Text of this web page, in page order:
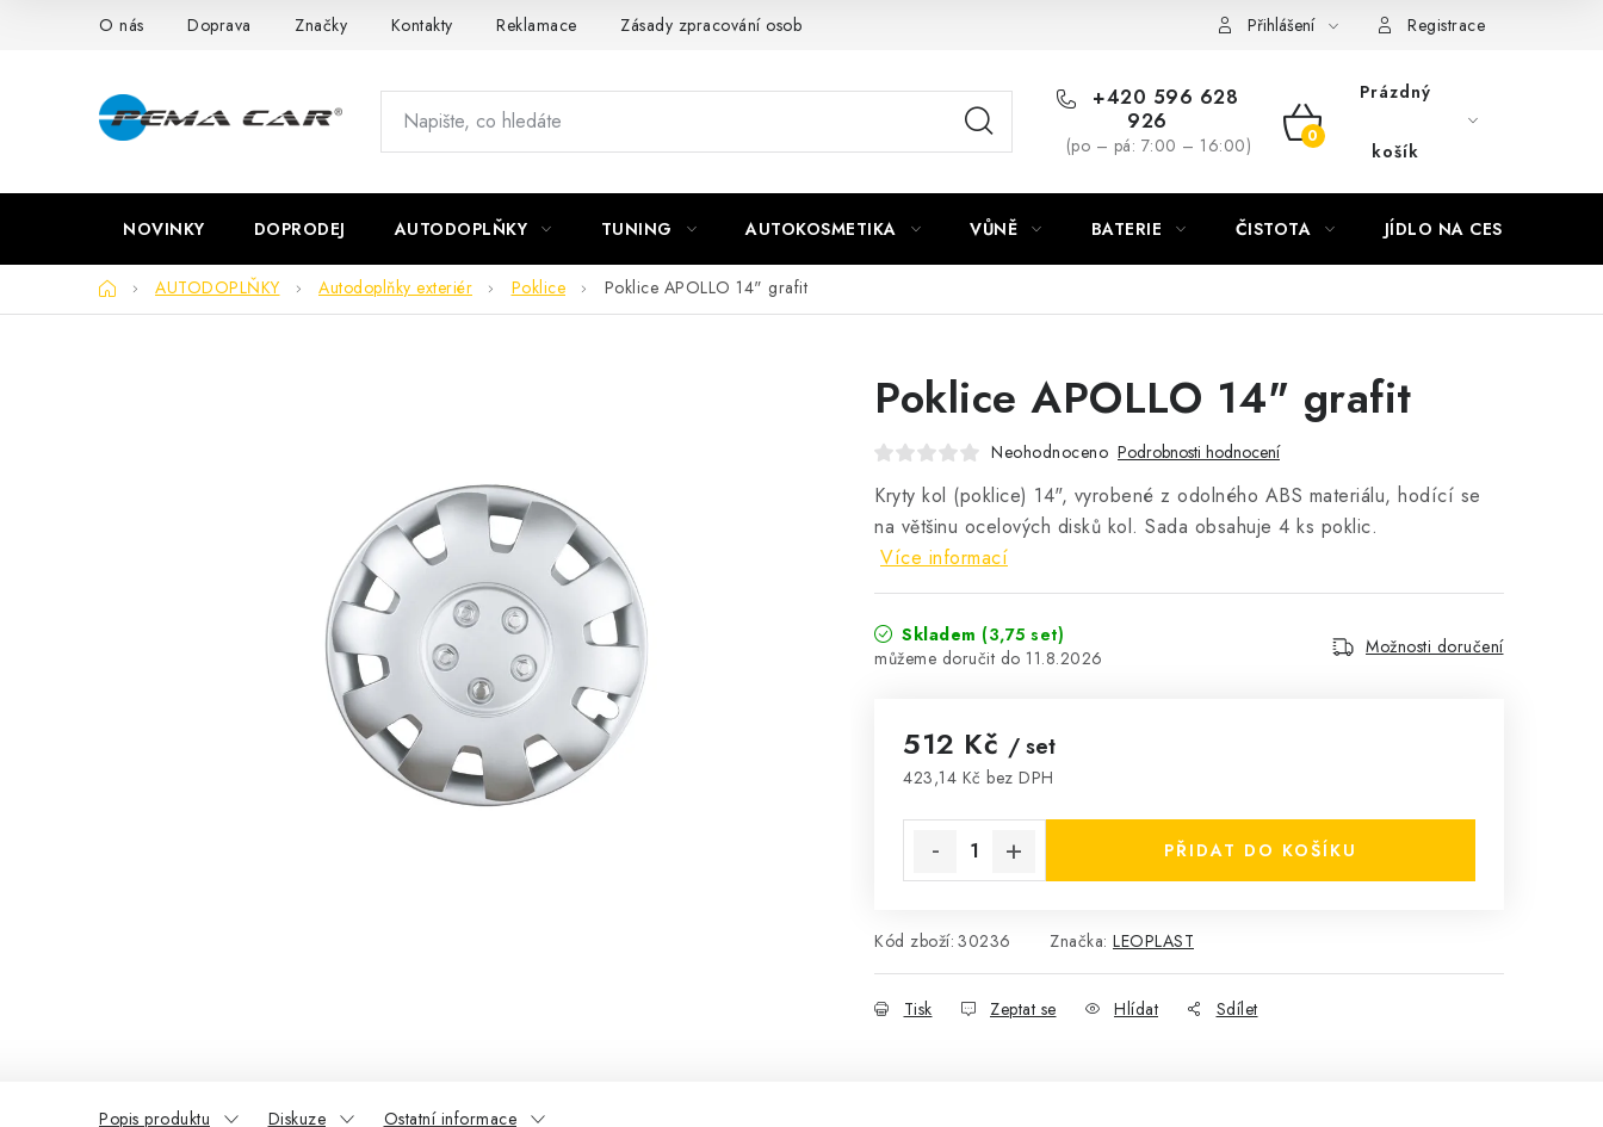
O nás Doprava Značky Kontakty Reklamace Zásady zpracování osobních údajů Přihlášení Registrace
+420 596 628
926
(po – pá: 7:00 – 16:00)
NÁKUPNÍ
Prázdný
košík
NOVINKY DOPRODEJ AUTODOPLŇKY TUNING AUTOKOSMETIKA VŮNĚ BATERIE ČISTOTA JÍDLO NA CESTU
DomůAUTODOPLŇKY Autodoplňky exteriér Poklice Poklice APOLLO 14" grafit
Poklice APOLLO 14" grafit
Neohodnoceno Podrobnosti hodnocení
Kryty kol (poklice) 14", vyrobené z odolného ABS materiálu, hodící se
na většinu ocelových disků kol. Sada obsahuje 4 ks poklic.
Více informací
Skladem (3,75 set)
11.8.2026
Možnosti doručení
512 Kč / set
423,14 Kč bez DPH
PŘIDAT DO KOŠÍKU
Kód zboží: 30236 Značka: LEOPLAST
Tisk Zeptat se Hlídat Sdílet
Popis produktu Diskuze Ostatní informace